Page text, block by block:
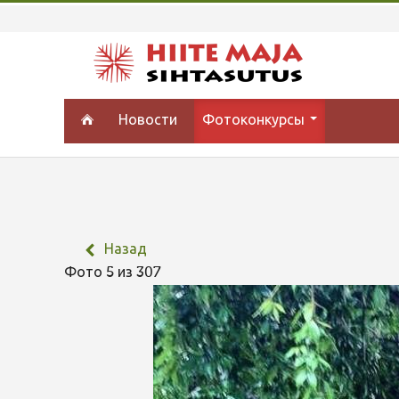
Новости Фотоконкурсы
Назад
Фото 5 из 307